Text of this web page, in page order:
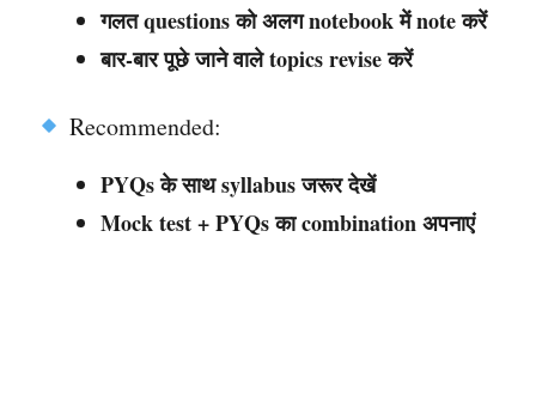
गलत questions को अलग notebook में note करें
बार-बार पूछे जाने वाले topics revise करें
Recommended:
PYQs के साथ syllabus जरूर देखें
Mock test + PYQs का combination अपनाएं